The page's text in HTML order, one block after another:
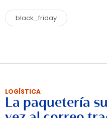
black_friday
LOGÍSTICA
La paquetería